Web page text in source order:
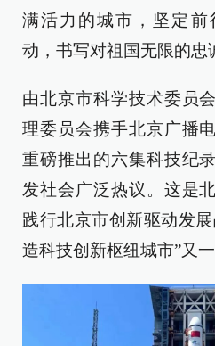
满活力的城市，坚定
动，书写对祖国无限的忠
由北京市科学技术委员
理委员会携手北京广播
重磅推出的六集科技纪
发社会广泛热议。这是
践行北京市创新驱动发
造科技创新枢纽城市”又一